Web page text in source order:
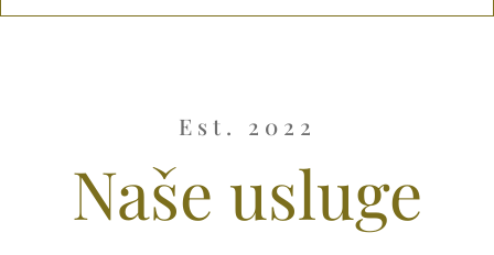
Est. 2022
Naše usluge